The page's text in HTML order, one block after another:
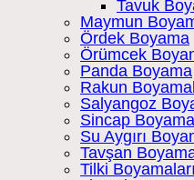
Tavuk
Maymun
Ördek Boyama
Örümcek
Panda Boyama
Rakun
Salyangoz
Sincap Boyama
Su Aygırı
Tavşan
Tilki Boyamaları